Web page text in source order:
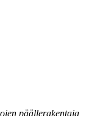
päällerakentaja,